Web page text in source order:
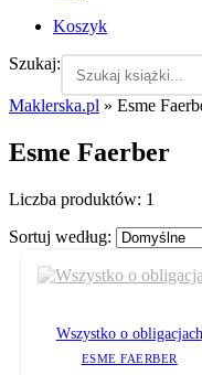
Koszyk
Szukaj:
Maklerska.pl » Esme
Esme Faerber
Liczba produktów: 1
Sortuj według:
Wszystko o obligacjach
ESME FAERBER